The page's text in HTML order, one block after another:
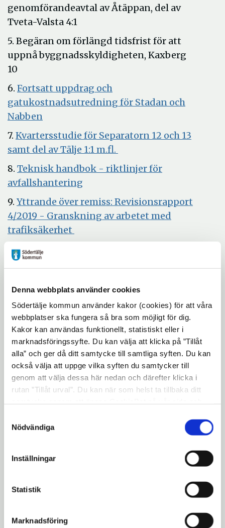
Denna webbplats använder cookies
Södertälje kommun använder kakor (cookies) för att våra
webbplatser ska fungera så bra som möjligt för dig.
Kakor kan användas funktionellt, statistiskt eller i
marknadsföringssyfte. Du kan välja att klicka på ”Tillåt
alla” och ger då ditt samtycke till samtliga syften. Du kan
också välja att uppge vilka syften du samtycker till
genom att välja dessa här nedan och därefter klicka i
rutan ”Tillåt urval”. Du kan när som helst ta tillbaka ditt
"Visa detaljer" kan du läsa om hur kakorna används och
hur vi och våra leverantörer inhämtar och behandlar
Nödvändiga
Inställningar
Statistik
Marknadsföring
genomförandeavtal av Åtäppan, del av
Tveta-Valsta 4:1
5. Begäran om förlängd tidsfrist för att
uppnå byggnadsskyldigheten, Kaxberg
10
6. Fortsatt uppdrag och
gatukostnadsutredning för Stadan och
Nabben
nytt
fönster
7. Kvartersstudie för Separatorn 12 och 13
samt del av Tälje 1:1 m.fl.
i
nytt
8. Teknisk handbok - riktlinjer för
avfallshantering
nytt
fönster
9. Yttrande över remiss: Revisionsrapport
4/2019 - Granskning av arbetet med
trafiksäkerhet
i
fönster
10.Yttrande över remiss: Regional plan för
infrastruktur för förnybara drivmedel och
i
nytt
fönster
11.Yttrande över remiss: Revidering av
Vision 2040 - Möjligheternas
Stockholm Öppna
i
nytt
fönster
12.Yttrande över remiss: Samråd avseende
planerade kraftledningar mellan Kolbotten
och NynäshamnÖppna
i
13.Yttrande över remiss angående förslag
till föreskrifter om bärighetsklasser i
2020Öppna
november